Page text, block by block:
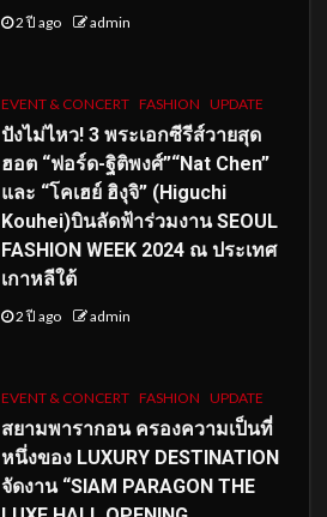
2 ปี ago admin
EVENT & CONCERT FASHION UPDATE
ปังไม่ไหว! 3 พระเอกซีรีส์วายสุด
ฮอต “ฟอร์ด-ฐิติพงศ์”“Nat Chen”
และ “โคเฮย์ ฮิงุจิ” (Higuchi
Kouhei)บินลัดฟ้าร่วมงาน SEOUL
FASHION WEEK 2024 ณ ประเทศ
เกาหลีใต้
2 ปี ago admin
EVENT & CONCERT FASHION UPDATE
สยามพารากอน ครองความเป็นที่
หนึ่งของ LUXURY DESTINATION
จัดงาน “SIAM PARAGON THE